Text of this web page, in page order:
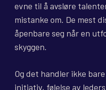
evne til å avsløre
mistanke om. De mest
åpenbare seg når en
skyggen.
Og det handler ikke
initiativ, følelse av